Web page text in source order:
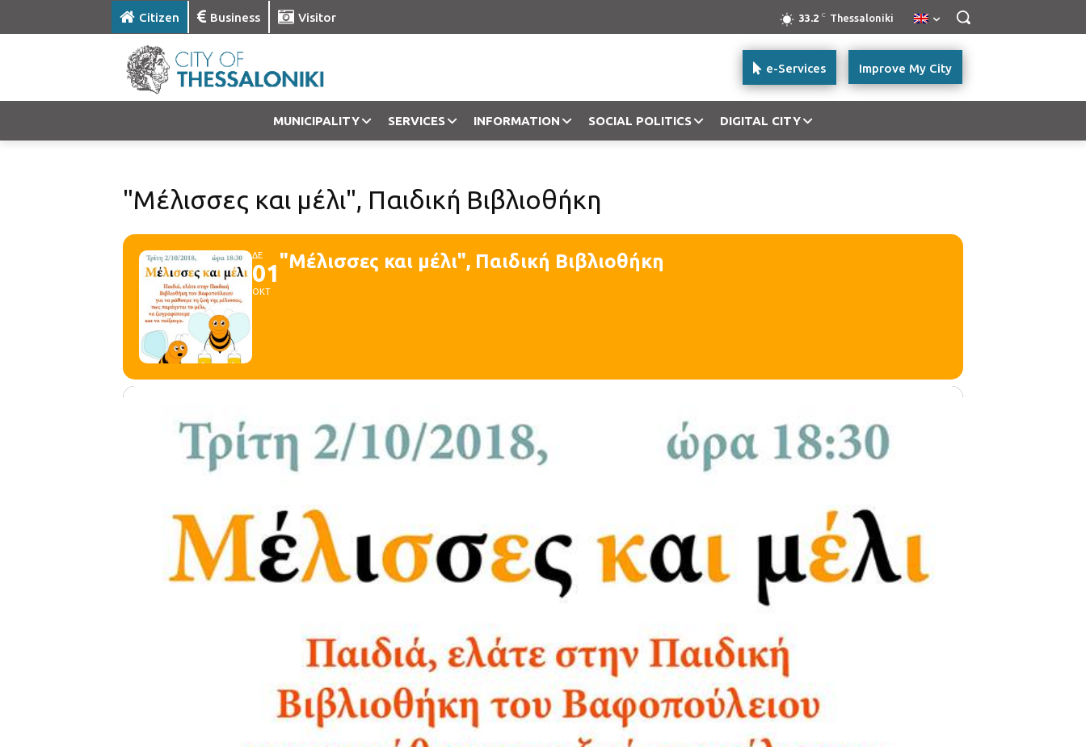
Citizen Business Visitor 33.2 C Thessaloniki
Improve My City
e-Services
MUNICIPALITY SERVICES INFORMATION SOCIAL POLITICS DIGITAL CITY
"Μέλισσες και μέλι", Παιδική Βιβλιοθήκη
ΔΕ
01
ΟΚΤ
"Μέλισσες και μέλι", Παιδική Βιβλιοθήκη